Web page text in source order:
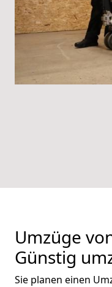
Umzüge
Günstig
Sie planen einen